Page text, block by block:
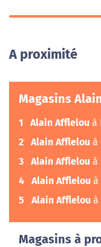
A proximité
Magasins
1 Alain Afflelou à
2 Alain Afflelou à
3 Alain Afflelou à
4 Alain Afflelou à
5 Alain Afflelou à
Magasins à